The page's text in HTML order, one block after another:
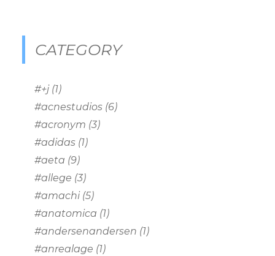
CATEGORY
#+j (1)
#acnestudios (6)
#acronym (3)
#adidas (1)
#aeta (9)
#allege (3)
#amachi (5)
#anatomica (1)
#andersenandersen (1)
#anrealage (1)